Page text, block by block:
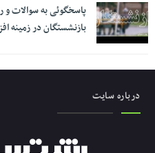
بازنشستگان در زمینه
درباره سایت